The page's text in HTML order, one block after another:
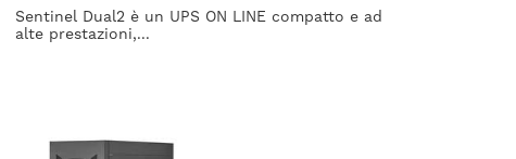
Sentinel Dual2 è un UPS ON LINE compatto e ad
alte prestazioni,...